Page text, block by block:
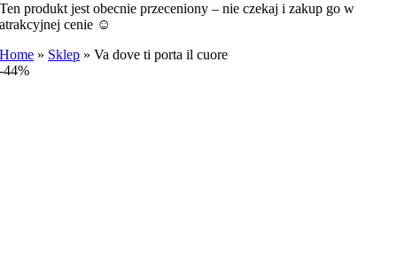
Ten produkt jest obecnie przeceniony – nie czekaj i zakup go w
atrakcyjnej cenie ☺️
Home » Sklep »Va dove ti porta il cuore
-44%